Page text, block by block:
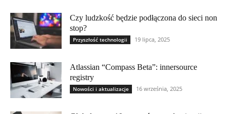
Czy ludzkość będzie podłączona do sieci non
stop?
Przyszłość technologii 19 lipca, 2025
Atlassian “Compass Beta”: innersource
registry
Nowości i aktualizacje 16 września, 2025